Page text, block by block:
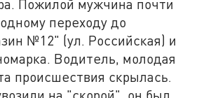
Пожилой мужчина почти
переходу до
№12" (ул. Российская) и
Водитель, молодая
происшествия скрылась.
на "скорой", он был